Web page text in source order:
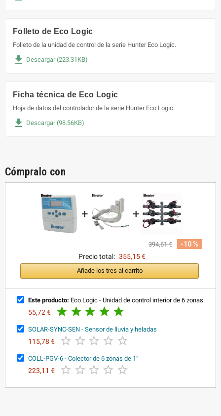
Folleto de Eco Logic
Folleto de la unidad de control de la serie Hunter Eco Logic.
file_download Descargar (223.31KB)
Ficha técnica de Eco Logic
Hoja de datos del controlador de la serie Hunter Eco Logic.
file_download Descargar (98.56KB)
Cómpralo con
+ +
394,61 €
-10 %
Precio total: 355,15 €
Añade los tres al carrito
Este producto: Eco Logic - Unidad de control interior de 6 zonas
55,72 €     
SOLAR-SYNC-SEN - Sensor de lluvia y heladas
115,78 €     
COLL-PGV-6 - Colector de 6 zonas de 1"
223,11 €     